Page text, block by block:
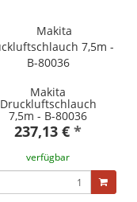
Makita
Druckluftschlauch
7,5m - B-80036
237,13 € *
verfügbar